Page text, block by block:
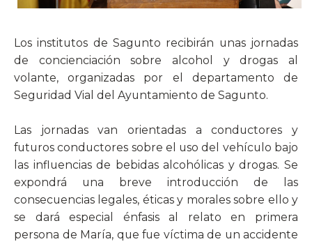
Los institutos de Sagunto recibirán unas jornadas
de concienciación sobre alcohol y drogas al
volante, organizadas por el departamento de
Seguridad Vial del Ayuntamiento de Sagunto.
Las jornadas van orientadas a conductores y
futuros conductores sobre el uso del vehículo bajo
las influencias de bebidas alcohólicas y drogas. Se
expondrá una breve introducción de las
consecuencias legales, éticas y morales sobre ello y
se dará especial énfasis al relato en primera
persona de María, que fue víctima de un accidente